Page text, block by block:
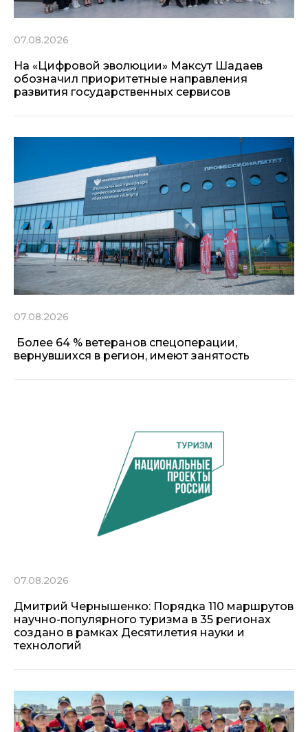
07.08.2026
На «Цифровой эволюции» Максут Шадаев
обозначил приоритетные направления
развития государственных сервисов
07.08.2026
Более 64 % ветеранов спецоперации,
вернувшихся в регион, имеют занятость
07.08.2026
Дмитрий Чернышенко: Порядка 110 маршрутов
научно-популярного туризма в 35 регионах
создано в рамках Десятилетия науки и
технологий